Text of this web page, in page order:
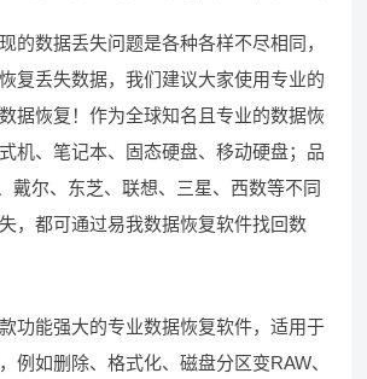
的数据丢失问题是各种各样不尽相同，
复丢失数据，我们建议大家使用专业的
据恢复！作为全球知名且专业的数据恢
机、笔记本、固态硬盘、移动硬盘；品
戴尔、东芝、联想、三星、西数等不同
，都可通过易我数据恢复软件找回数
功能强大的专业数据恢复软件，适用于
例如删除、格式化、磁盘分区变RAW、